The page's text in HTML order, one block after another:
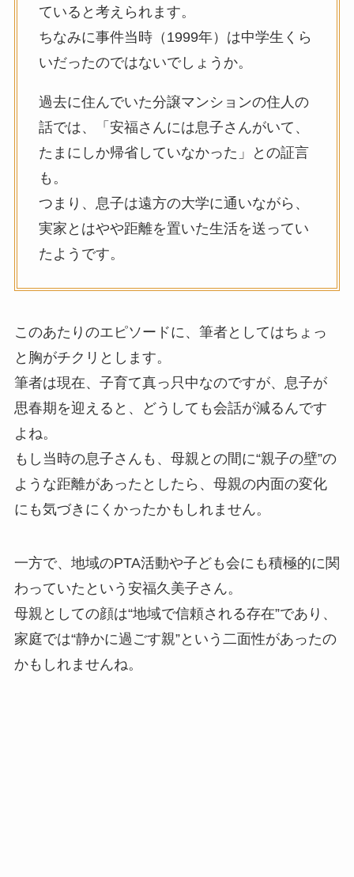
ていると考えられます。
ちなみに事件当時（1999年）は中学生くら
いだったのではないでしょうか。
過去に住んでいた分譲マンションの住人の
話では、「安福さんには息子さんがいて、
たまにしか帰省していなかった」との証言
も。
つまり、息子は遠方の大学に通いながら、
実家とはやや距離を置いた生活を送ってい
たようです。
このあたりのエピソードに、筆者としてはちょっ
と胸がチクリとします。
筆者は現在、子育て真っ只中なのですが、息子が
思春期を迎えると、どうしても会話が減るんです
よね。
もし当時の息子さんも、母親との間に“親子の壁”の
ような距離があったとしたら、母親の内面の変化
にも気づきにくかったかもしれません。
一方で、地域のPTA活動や子ども会にも積極的に関
わっていたという安福久美子さん。
母親としての顔は“地域で信頼される存在”であり、
家庭では“静かに過ごす親”という二面性があったの
かもしれませんね。